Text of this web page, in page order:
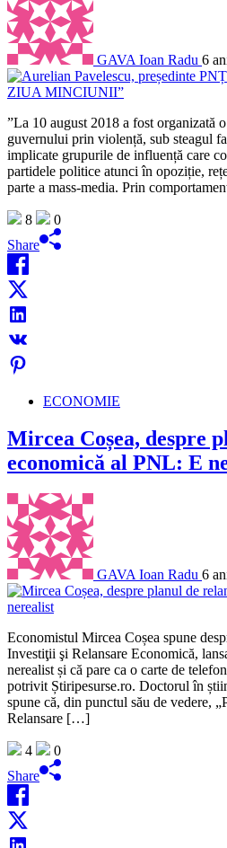
GAVA Ioan Radu 6
”La 10 august 2018 a fost organizată
guvernului prin violență, sub steagul
implicate grupurile de influență care
partidele politice atunci în opoziție,
parte a mass-media. Prin
8
0
Share
ECONOMIE
Mircea Coșea, despre
economică al PNL: E
GAVA Ioan Radu 6
Economistul Mircea Coșea spune
Investiţii şi Relansare Economică,
nerealist și că pare ca o carte de
potrivit Știripesurse.ro. Doctorul în
spune că, din punctul său de vedere,
Relansare […]
4
0
Share